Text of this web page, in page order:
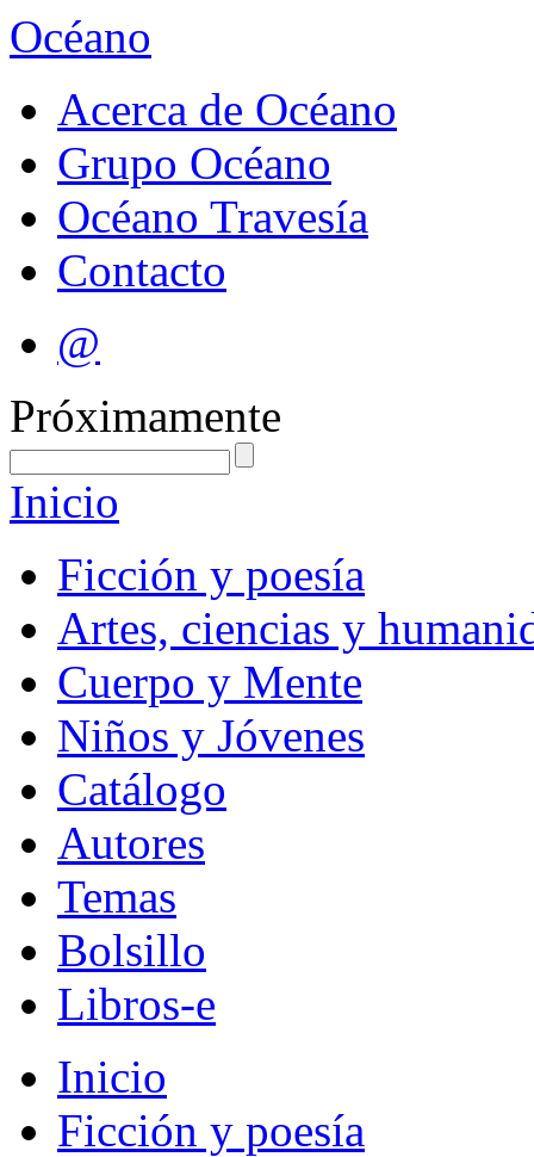
Océano
Acerca de Océano
Grupo Océano
Océano Travesía
Contacto
@
Próximamente
Inicio
Ficción y poesía
Artes, ciencias y
Cuerpo y Mente
Niños y Jóvenes
Catálogo
Autores
Temas
Bolsillo
Libros-e
Inicio
Ficción y poesía